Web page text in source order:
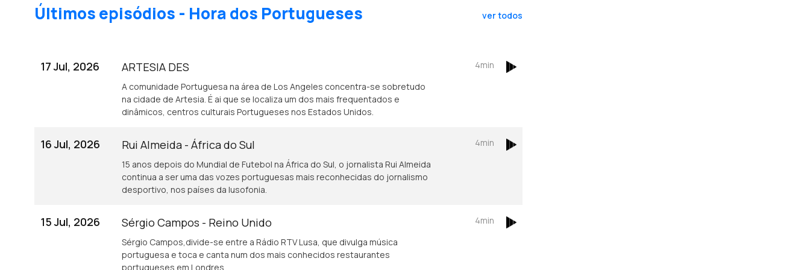
Últimos episódios - Hora dos Portugueses ver todos
17 Jul, 2026 ARTESIA DES
A comunidade Portuguesa na área de Los Angeles concentra-se sobretudo
na cidade de Artesia. É ai que se localiza um dos mais frequentados e
dinâmicos, centros culturais Portugueses nos Estados Unidos.
4min
16 Jul, 2026 Rui Almeida - África do Sul
15 anos depois do Mundial de Futebol na África do Sul, o jornalista Rui Almeida
continua a ser uma das vozes portuguesas mais reconhecidas do jornalismo
desportivo, nos países da lusofonia.
4min
15 Jul, 2026 Sérgio Campos - Reino Unido
Sérgio Campos,divide-se entre a Rádio RTV Lusa, que divulga música
portuguesa e toca e canta num dos mais conhecidos restaurantes
portugueses em Londres.
4min